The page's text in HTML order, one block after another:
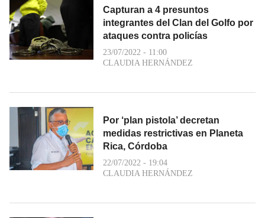
Capturan a 4 presuntos
integrantes del Clan del Golfo por
ataques contra policías
23/07/2022 - 11:00
CLAUDIA HERNÁNDEZ
Por ‘plan pistola’ decretan
medidas restrictivas en Planeta
Rica, Córdoba
22/07/2022 - 19:04
CLAUDIA HERNÁNDEZ